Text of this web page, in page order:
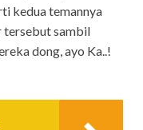
kedua temannya
tersebut sambil
dong, ayo Ka..!